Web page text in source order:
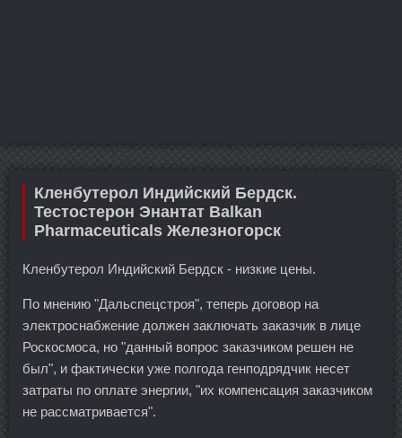
Кленбутерол Индийский Бердск.
Тестостерон Энантат Balkan
Pharmaceuticals Железногорск
Кленбутерол Индийский Бердск - низкие цены.
По мнению "Дальспецстроя", теперь договор на
электроснабжение должен заключать заказчик в лице
Роскосмоса, но "данный вопрос заказчиком решен не
был", и фактически уже полгода генподрядчик несет
затраты по оплате энергии, "их компенсация заказчиком
не рассматривается".